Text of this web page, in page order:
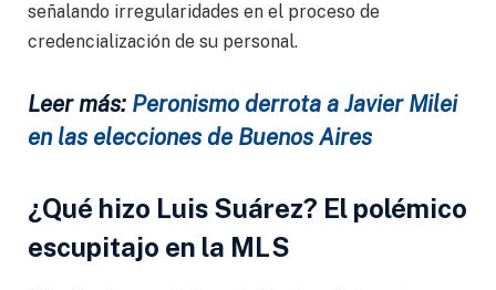
señalando irregularidades en el proceso de
credencialización de su personal.
Leer más: Peronismo derrota a Javier Milei
en las elecciones de Buenos Aires
¿Qué hizo Luis Suárez? El polémico
escupitajo en la MLS